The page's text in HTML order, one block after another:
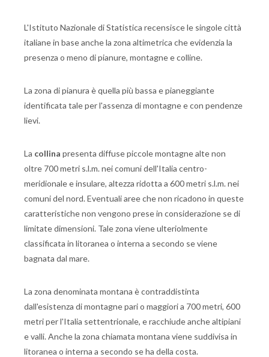
L'Istituto Nazionale di Statistica recensisce le singole città
italiane in base anche la zona altimetrica che evidenzia la
presenza o meno di pianure, montagne e colline.
La zona di pianura è quella più bassa e pianeggiante
identificata tale per l'assenza di montagne e con pendenze
lievi.
La collina presenta diffuse piccole montagne alte non
oltre 700 metri s.l.m. nei comuni dell'Italia centro-
meridionale e insulare, altezza ridotta a 600 metri s.l.m. nei
comuni del nord. Eventuali aree che non ricadono in queste
caratteristiche non vengono prese in considerazione se di
limitate dimensioni. Tale zona viene ulteriolmente
classificata in litoranea o interna a secondo se viene
bagnata dal mare.
La zona denominata montana è contraddistinta
dall'esistenza di montagne pari o maggiori a 700 metri, 600
metri per l'Italia settentrionale, e racchiude anche altipiani
e valli. Anche la zona chiamata montana viene suddivisa in
litoranea o interna a secondo se ha della costa.